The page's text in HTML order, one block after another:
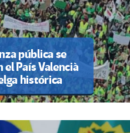
pública se
el País Valencià
histórica